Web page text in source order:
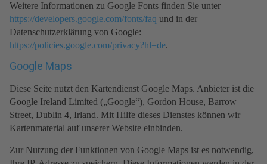
Weitere Informationen zu Google Fonts finden Sie unter
https://developers.google.com/fonts/faq und in der
Datenschutzerklärung von Google:
https://policies.google.com/privacy?hl=de.
Google Maps
Diese Seite nutzt den Kartendienst Google Maps. Anbieter ist die
Google Ireland Limited („Google“), Gordon House, Barrow
Street, Dublin 4, Irland. Mit Hilfe dieses Dienstes können wir
Kartenmaterial auf unserer Website einbinden.
Zur Nutzung der Funktionen von Google Maps ist es notwendig,